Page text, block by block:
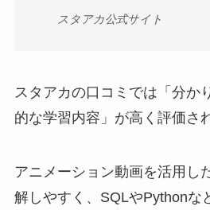
スタアカ公式サイト
スタアカの口コミでは「分か
的な学習内容」が高く評価さ
アニメーション動画を活用し
解しやすく、SQLやPythonな